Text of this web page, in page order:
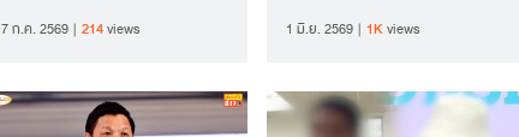
7 ก.ค. 2569 214views 1 มิ.ย. 2569 1Kviews